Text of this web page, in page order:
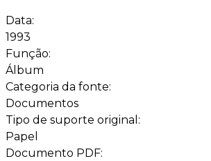
Data:
1993
Função:
Álbum
Categoria da fonte:
Documentos
Tipo de suporte original:
Papel
Documento PDF: